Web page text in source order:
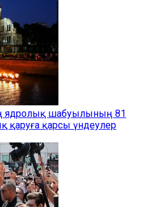
ядролық шабуылының 81
қарсы үндеулер